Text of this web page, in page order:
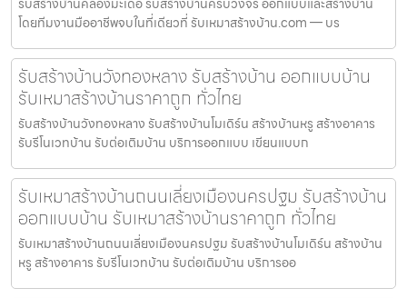
โดยทีมงานมืออาชีพจบในที่เดียวที่ รับเหมาสร้างบ้าน.com — บร
รับสร้างบ้านวังทองหลาง รับสร้างบ้าน ออกแบบบ้าน
รับเหมาสร้างบ้านราคาถูก ทั่วไทย
รับสร้างบ้านวังทองหลาง รับสร้างบ้านโมเดิร์น สร้างบ้านหรู สร้างอาคาร
รับรีโนเวทบ้าน รับต่อเติมบ้าน บริการออกแบบ เขียนแบบก
รับเหมาสร้างบ้านถนนเลี่ยงเมืองนครปฐม รับสร้างบ้าน
ออกแบบบ้าน รับเหมาสร้างบ้านราคาถูก ทั่วไทย
รับเหมาสร้างบ้านถนนเลี่ยงเมืองนครปฐม รับสร้างบ้านโมเดิร์น สร้างบ้าน
หรู สร้างอาคาร รับรีโนเวทบ้าน รับต่อเติมบ้าน บริการออ